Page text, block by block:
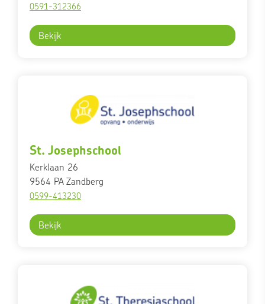
0591-312366
Bekijk
St. Josephschool
Kerklaan 26
9564 PAZandberg
0599-413230
Bekijk